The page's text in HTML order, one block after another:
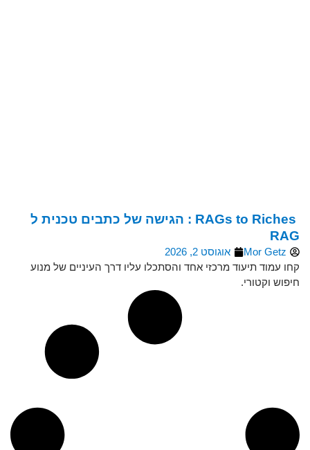
RAGs to Riches : הגישה של כתבים טכנית ל
RAG
Mor Getz
אוגוסט 2, 2026
קחו עמוד תיעוד מרכזי אחד והסתכלו עליו דרך העיניים של מנוע
חיפוש וקטורי.